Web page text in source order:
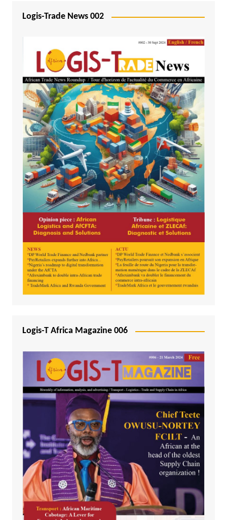
Logis-Trade News 002
Logis-T Africa Magazine 006